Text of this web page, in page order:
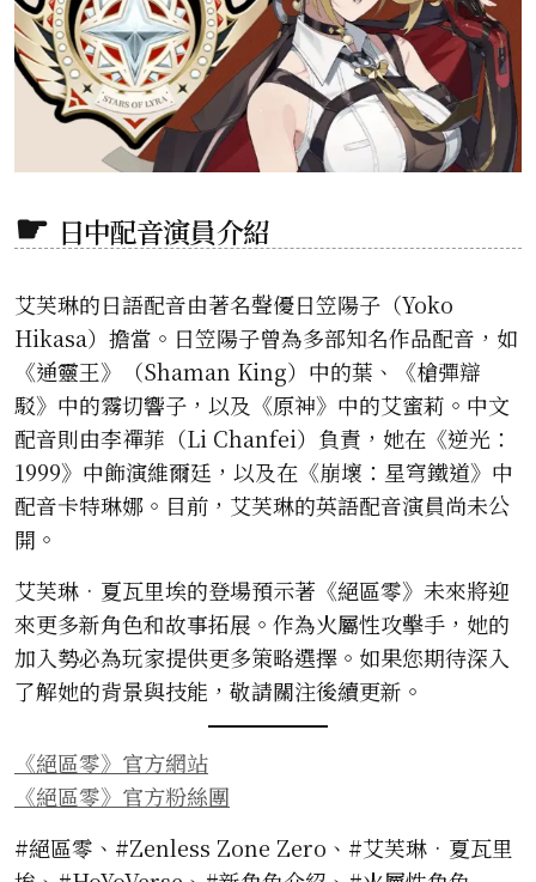
日中配音演員介紹
艾芙琳的日語配音由著名聲優日笠陽子（Yoko
Hikasa）擔當。日笠陽子曾為多部知名作品配音，如
《通靈王》（Shaman King）中的葉、《槍彈辯
駁》中的霧切響子，以及《原神》中的艾蜜莉。中文
配音則由李禪菲（Li Chanfei）負責，她在《逆光：
1999》中飾演維爾廷，以及在《崩壞：星穹鐵道》中
配音卡特琳娜。目前，艾芙琳的英語配音演員尚未公
開。
艾芙琳•夏瓦里埃的登場預示著《絕區零》未來將迎
來更多新角色和故事拓展。作為火屬性攻擊手，她的
加入勢必為玩家提供更多策略選擇。如果您期待深入
了解她的背景與技能，敬請關注後續更新。
《絕區零》官方網站
《絕區零》官方粉絲團
#絕區零、#Zenless Zone Zero、#艾芙琳•夏瓦里